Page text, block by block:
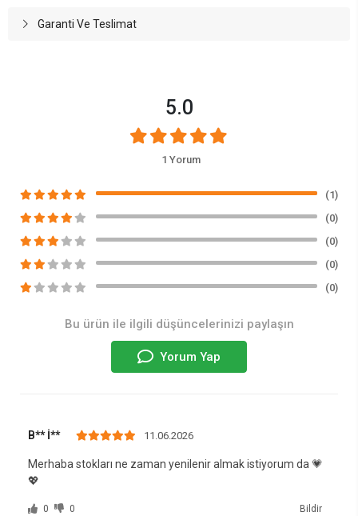
Garanti Ve Teslimat
5.0
1 Yorum
(1)
(0)
(0)
(0)
(0)
Bu ürün ile ilgili düşüncelerinizi paylaşın
Yorum Yap
B** İ** 11.06.2026
Merhaba stokları ne zaman yenilenir almak istiyorum da 💗
💖
0 0 Bildir